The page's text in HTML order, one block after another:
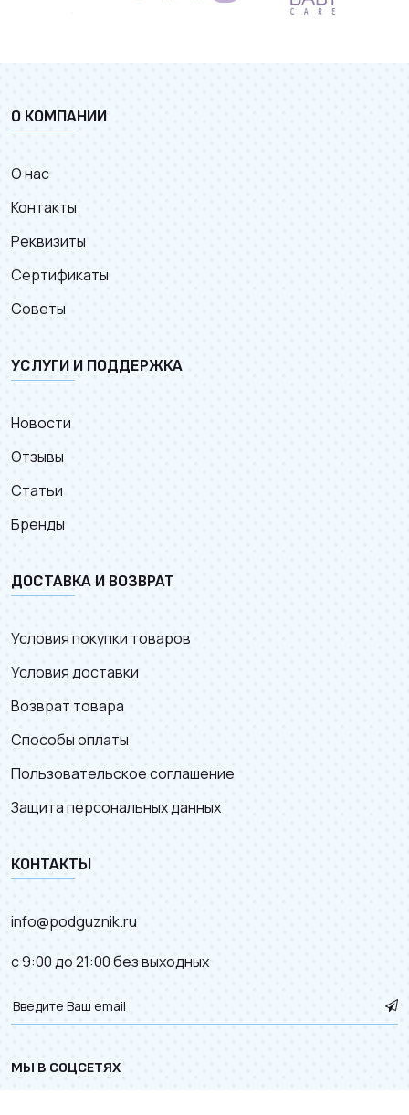
О КОМПАНИИ
О нас
Контакты
Реквизиты
Сертификаты
Советы
УСЛУГИ И ПОДДЕРЖКА
Новости
Отзывы
Статьи
Бренды
ДОСТАВКА И ВОЗВРАТ
Условия покупки товаров
Условия доставки
Возврат товара
Способы оплаты
Пользовательское соглашение
Защита персональных данных
КОНТАКТЫ
info@podguznik.ru
с 9:00 до 21:00 без выходных
МЫ В СОЦСЕТЯХ